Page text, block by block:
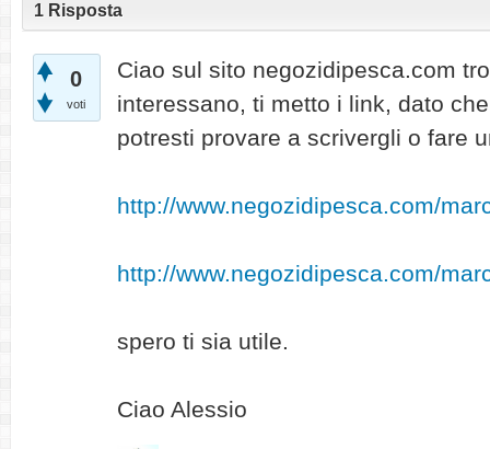
1 Risposta
0
voti
Ciao sul sito negozidipesca.com
interessano, ti metto i link, dato
potresti provare a scrivergli o fare
http://www.negozidipesca.com/
http://www.negozidipesca.com/
spero ti sia utile.
Ciao Alessio